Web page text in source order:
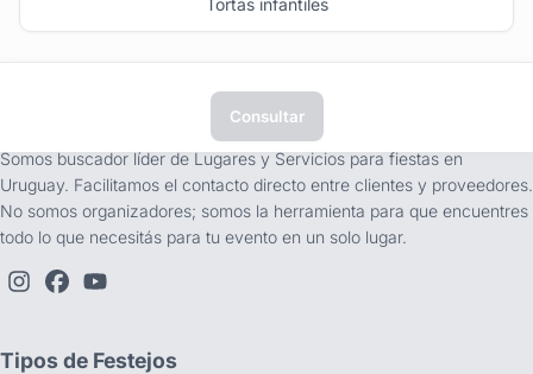
Tortas infantiles
Consultar
Somos buscador líder de Lugares y Servicios para fiestas en
Uruguay. Facilitamos el contacto directo entre clientes y proveedores.
No somos organizadores; somos la herramienta para que encuentres
todo lo que necesitás para tu evento en un solo lugar.
Tipos de Festejos